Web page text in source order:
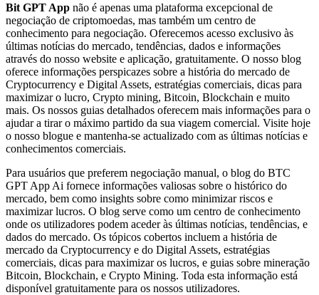
Bit GPT App não é apenas uma plataforma excepcional de
negociação de criptomoedas, mas também um centro de
conhecimento para negociação. Oferecemos acesso exclusivo às
últimas notícias do mercado, tendências, dados e informações
através do nosso website e aplicação, gratuitamente. O nosso blog
oferece informações perspicazes sobre a história do mercado de
Cryptocurrency e Digital Assets, estratégias comerciais, dicas para
maximizar o lucro, Crypto mining, Bitcoin, Blockchain e muito
mais. Os nossos guias detalhados oferecem mais informações para o
ajudar a tirar o máximo partido da sua viagem comercial. Visite hoje
o nosso blogue e mantenha-se actualizado com as últimas notícias e
conhecimentos comerciais.
Para usuários que preferem negociação manual, o blog do BTC
GPT App Ai fornece informações valiosas sobre o histórico do
mercado, bem como insights sobre como minimizar riscos e
maximizar lucros. O blog serve como um centro de conhecimento
onde os utilizadores podem aceder às últimas notícias, tendências, e
dados do mercado. Os tópicos cobertos incluem a história de
mercado da Cryptocurrency e do Digital Assets, estratégias
comerciais, dicas para maximizar os lucros, e guias sobre mineração
Bitcoin, Blockchain, e Crypto Mining. Toda esta informação está
disponível gratuitamente para os nossos utilizadores.